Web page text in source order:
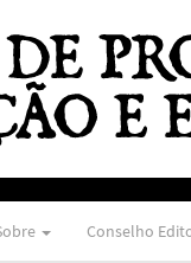
Conselho